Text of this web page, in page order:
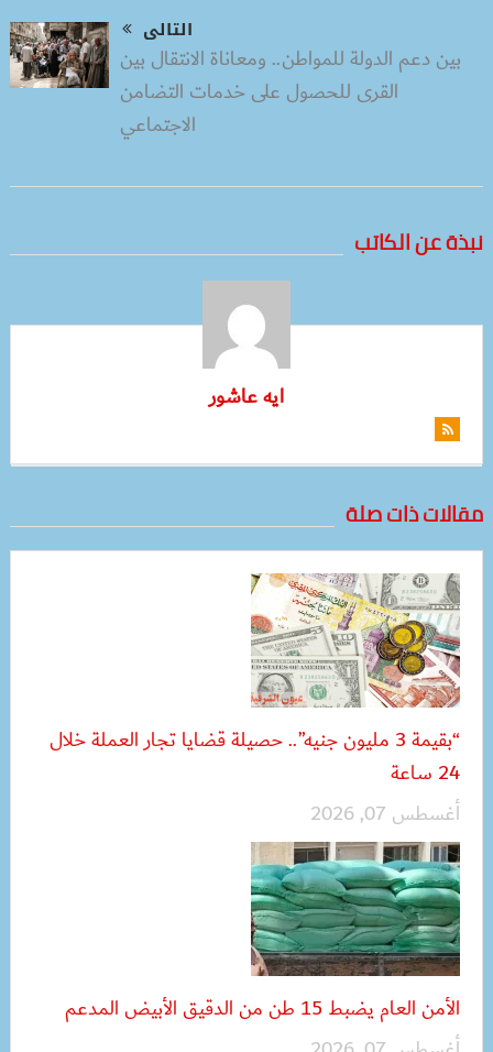
التالى
بين دعم الدولة للمواطن.. ومعاناة الانتقال بين
القرى للحصول على خدمات التضامن
الاجتماعي
نبذة عن الكاتب
ايه عاشور
مقالات ذات صلة
“بقيمة 3 مليون جنيه”.. حصيلة قضايا تجار العملة خلال
24 ساعة
أغسطس 07, 2026
الأمن العام يضبط 15 طن من الدقيق الأبيض المدعم